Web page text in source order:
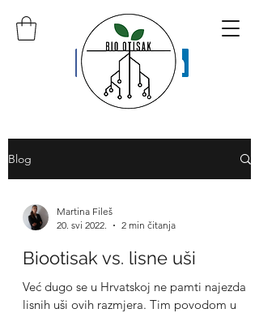
Blog
Martina Fileš
20. svi 2022.
2 min čitanja
Biootisak vs. lisne uši
Već dugo se u Hrvatskoj ne pamti najezda
lisnih uši ovih razmjera. Tim povodom u